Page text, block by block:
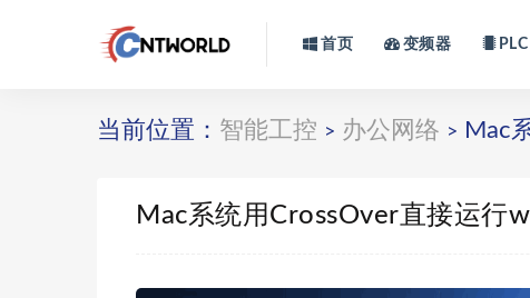
首页 变频器 PLC
当前位置： 智能工控 > 办公网络 > Mac
Mac系统用CrossOver直接运行